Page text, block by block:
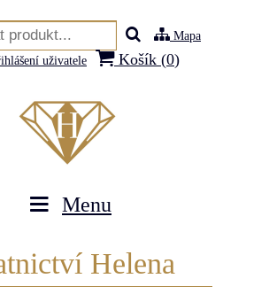
Mapa
uživatele Košík (0)
Menu
Helena